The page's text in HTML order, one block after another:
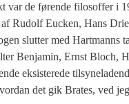
var de før­en­de filo­sof­fer i
Rudolf Euck­en, Hans
slut­ter med Hart­manns
Benja­min, Ernst Bloch,
eksi­ste­re­de
det gik Bra­tes, ved